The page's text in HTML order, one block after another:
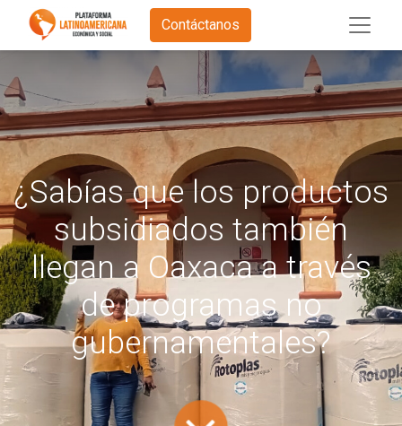
Contáctanos
¿Sabías que los productos
subsidiados también
llegan a Oaxaca a través
de programas no
gubernamentales?